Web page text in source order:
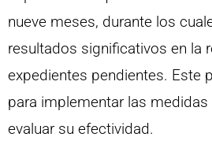
nueve meses, durante los
resultados significativos en la
expedientes pendientes. Este
para implementar las medidas
evaluar su efectividad.